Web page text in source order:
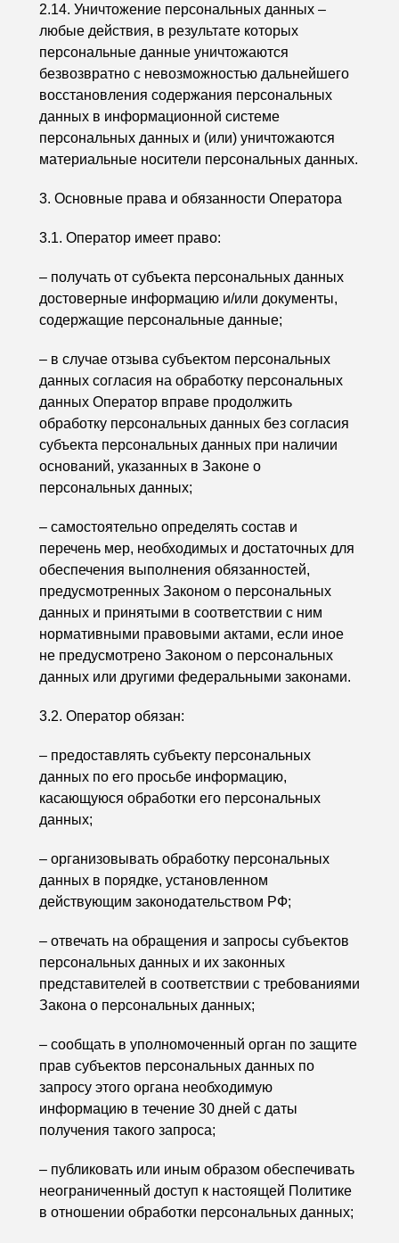
2.14. Уничтожение персональных данных –
любые действия, в результате которых
персональные данные уничтожаются
безвозвратно с невозможностью дальнейшего
восстановления содержания персональных
данных в информационной системе
персональных данных и (или) уничтожаются
материальные носители персональных данных.
3. Основные права и обязанности Оператора
3.1. Оператор имеет право:
– получать от субъекта персональных данных
достоверные информацию и/или документы,
содержащие персональные данные;
– в случае отзыва субъектом персональных
данных согласия на обработку персональных
данных Оператор вправе продолжить
обработку персональных данных без согласия
субъекта персональных данных при наличии
оснований, указанных в Законе о
персональных данных;
– самостоятельно определять состав и
перечень мер, необходимых и достаточных для
обеспечения выполнения обязанностей,
предусмотренных Законом о персональных
данных и принятыми в соответствии с ним
нормативными правовыми актами, если иное
не предусмотрено Законом о персональных
данных или другими федеральными законами.
3.2. Оператор обязан:
– предоставлять субъекту персональных
данных по его просьбе информацию,
касающуюся обработки его персональных
данных;
– организовывать обработку персональных
данных в порядке, установленном
действующим законодательством РФ;
– отвечать на обращения и запросы субъектов
персональных данных и их законных
представителей в соответствии с требованиями
Закона о персональных данных;
– сообщать в уполномоченный орган по защите
прав субъектов персональных данных по
запросу этого органа необходимую
информацию в течение 30 дней с даты
получения такого запроса;
– публиковать или иным образом обеспечивать
неограниченный доступ к настоящей Политике
в отношении обработки персональных данных;